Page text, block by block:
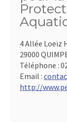
4 Allée Loeïz
29000
Téléphone :
Email :
http://